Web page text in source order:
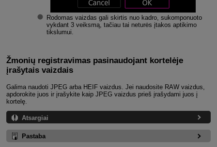
Rodomas vaizdas gali skirtis nuo kadro, sukomponuoto
vykdant 3 veiksmą, tačiau tai neturės įtakos aptikimo
tikslumui.
Žmonių registravimas pasinaudojant kortelėje
įrašytais vaizdais
Galima naudoti JPEG arba HEIF vaizdus. Jei naudosite RAW vaizdus,
apdorokite juos ir įrašykite kaip JPEG vaizdus prieš įrašydami juos į
kortelę.
Atsargiai
Pastaba